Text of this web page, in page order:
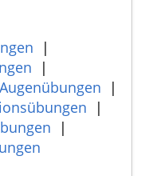
|
|
Augenübungen |
|
|